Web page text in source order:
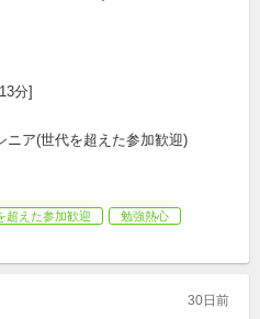
分]
ア(世代を超えた参加歓迎)
超えた参加歓迎
勉強熱心
30日前